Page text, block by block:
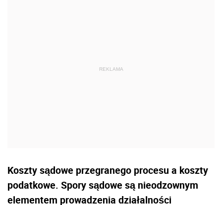
Koszty sądowe przegranego procesu a koszty
podatkowe. Spory sądowe są nieodzownym
elementem prowadzenia działalności